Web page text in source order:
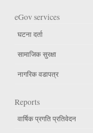
eGov services
घटना दर्ता
सामाजिक सुरक्षा
नागरिक वडापत्र
Reports
वार्षिक प्रगति प्रतिवेदन